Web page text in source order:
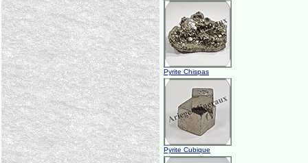
Pyrite Chispas
Pyrite Cubique